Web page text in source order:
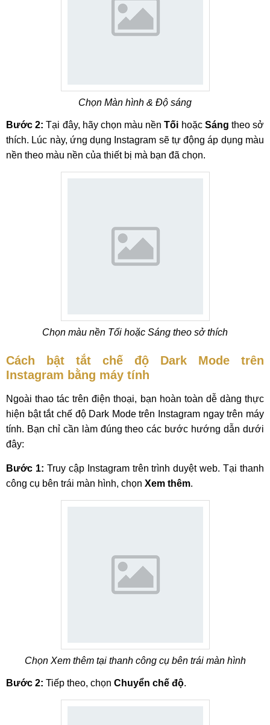
Chọn Màn hình & Độ sáng
Bước 2: Tại đây, hãy chọn màu nềnTối hoặcSáng theo sở
thích. Lúc này, ứng dụng Instagram sẽ tự động áp dụng màu
nền theo màu nền của thiết bị mà bạn đã chọn.
Chọn màu nền Tối hoặc Sáng theo sở thích
Cách bật tắt chế độ Dark Mode trên
Instagram bằng máy tính
Ngoài thao tác trên điện thoại, bạn hoàn toàn dễ dàng thực
hiện bật tắt chế độ Dark Mode trên Instagram ngay trên máy
tính. Bạn chỉ cần làm đúng theo các bước hướng dẫn dưới
đây:
Bước 1: Truy cập Instagram trên trình duyệt web. Tại thanh
công cụ bên trái màn hình, chọn Xem thêm.
Chọn Xem thêm tại thanh công cụ bên trái màn hình
Bước 2: Tiếp theo, chọn Chuyển chế độ.